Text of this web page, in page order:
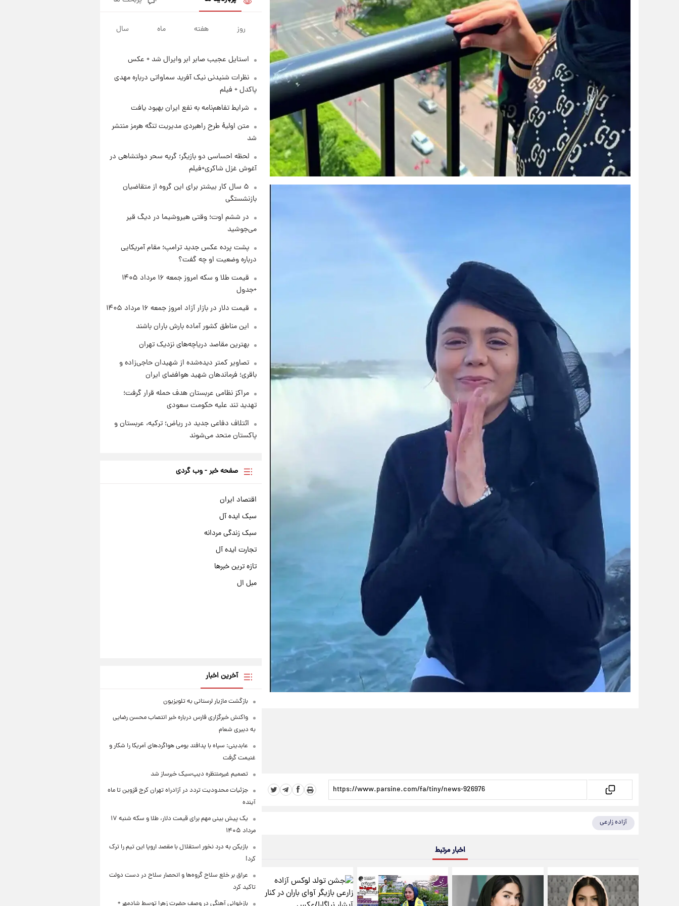
آزاده زارعی
اخبار مرتبط
جزئیات فعال‌سازی «کیف پول
ایران» اعلام شد+فیلم
۱ روز پیش
۱۵ مرداد ۱۴۰۵ +جدول
قیمت طلا و سکه امروز پنجشنبه
شارژ جدید کالابرگ برای سه
دهک؛ جزئیات اعلام شد
روز هفته ماه سال
استایل عجیب صابر ابر وایرال شد + عکس
نظرات شنیدنی نیک آفرید سماواتی درباره مهدی
پاکدل + فیلم
شرایط تفاهم‌نامه به نفع ایران بهبود یافت
متن اولیۀ طرح راهبردی مدیریت تنگه هرمز منتشر
شد
لحظه احساسی دو بازیگر؛ گریه سحر دولتشاهی در
آغوش غزل شاکری+فیلم
۵ سال کار بیشتر برای این گروه از متقاضیان
بازنشستگی
در ششم اوت؛ وقتی هیروشیما در دیگ قیر
می‌جوشید
پشت پرده عکس جدید ترامپ؛ مقام آمریکایی
درباره وضعیت او چه گفت؟
قیمت طلا و سکه امروز جمعه ۱۶ مرداد ۱۴۰۵
+جدول
قیمت دلار در بازار آزاد امروز جمعه ۱۶ مرداد ۱۴۰۵
این مناطق کشور آماده بارش باران باشند
بهترین مقاصد دریاچه‌های نزدیک تهران
تصاویر کمتر دیده‌شده از شهیدان حاجی‌زاده و
باقری؛ فرماندهان شهید هوافضای ایران
مراکز نظامی عربستان هدف حمله قرار گرفت؛
تهدید تند علیه حکومت سعودی
ائتلاف دفاعی جدید در ریاض؛ ترکیه، عربستان و
پاکستان متحد می‌شوند
صفحه خبر - وب گردی
اقتصاد ایران
سبک ایده آل
سبک زندگی مردانه
تجارت ایده آل
تازه ترین خبرها
مبل ال
آخرین اخبار
بازگشت مازیار لرستانی به تلویزیون
واکنش خبرگزاری فارس درباره خبر انتصاب محسن رضایی
به دبیری شعام
عابدینی: سپاه با پدافند بومی هواگردهای آمریکا را شکار و
غنیمت گرفت
تصمیم غیرمنتظره دیپ‌سیک خبرساز شد
جزئیات محدودیت تردد در آزادراه تهران کرج قزوین تا ماه
آینده
یک پیش ‌بینی مهم برای قیمت دلار، طلا و سکه شنبه ۱۷
مرداد ۱۴۰۵
بازیکن به درد نخور استقلال با مقصد اروپا این تیم را ترک
کرد!
عراق بر خلع سلاح گروه‌ها و انحصار سلاح در دست دولت
تاکید کرد
بازخوانی آهنگی در وصف حضرت زهرا توسط شادمهر +